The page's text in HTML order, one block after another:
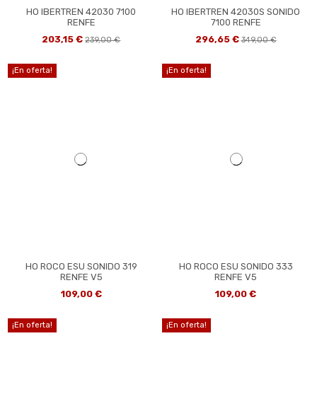
HO IBERTREN 42030 7100
RENFE
203,15 €239,00 €
HO IBERTREN 42030S SONIDO
7100 RENFE
296,65 €349,00 €
¡En oferta!
HO ROCO ESU SONIDO 319
RENFE V5
109,00 €
¡En oferta!
HO ROCO ESU SONIDO 333
RENFE V5
109,00 €
¡En oferta! ¡En oferta!